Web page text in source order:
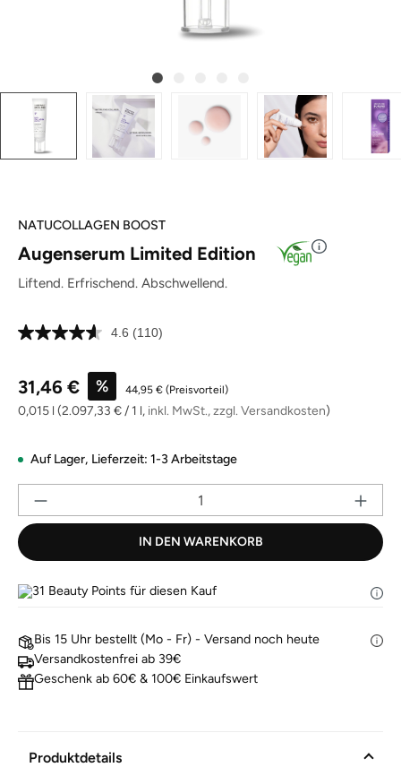
NATUCOLLAGEN BOOST
Augenserum Limited Edition
Liftend. Erfrischend. Abschwellend.
4.6 110
Link
auf
derselben
(110)
Verkaufspreis:
31,46 € % 44,95 € (Preisvorteil)
0,015 l (2.097,33 € / 1 l, inkl. MwSt., zzgl. Versandkosten)
Auf Lager, Lieferzeit: 1-3 Arbeitstage
IN DEN WARENKORB
31 Beauty Points für diesen Kauf
Bis 15 Uhr bestellt (Mo - Fr) - Versand noch heute
Versandkostenfrei ab 39€
Geschenk ab 60€ & 100€ Einkaufswert
Produktdetails